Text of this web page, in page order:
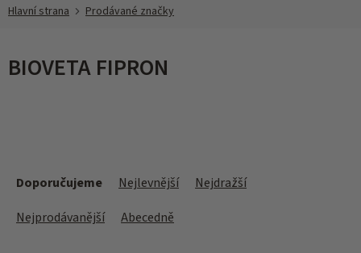
Prodávané značky
BIOVETA FIPRON
Doporučujeme Nejlevnější
Nejdražší
Nejprodávanější
Abecedně